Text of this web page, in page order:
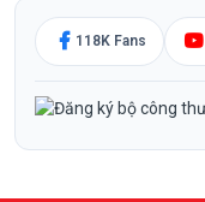
118K Fans